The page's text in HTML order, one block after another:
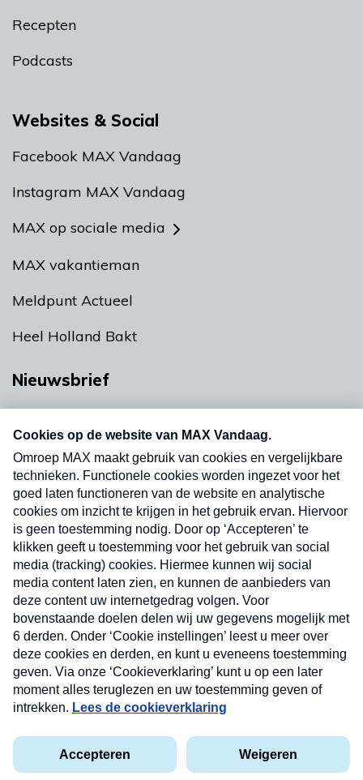
Recepten
Podcasts
Websites & Social
Facebook MAX Vandaag
Instagram MAX Vandaag
MAX op sociale media
MAX vakantieman
Meldpunt Actueel
Heel Holland Bakt
Nieuwsbrief
nieuwsbrief. Elke vrijdag- en dinsdagochtend in
uw mailbox.
Verzend
Privacyverklaring
Cookieverklaring
Kwetsbaarheid melden
Nieuwsbrief
Neem hier een gratis abonnement op onze
nieuwsbrief. Elke vrijdag- en dinsdagochtend in uw